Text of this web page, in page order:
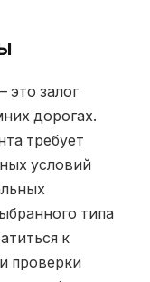
залог
дорогах.
требует
условий
типа
к
проверки